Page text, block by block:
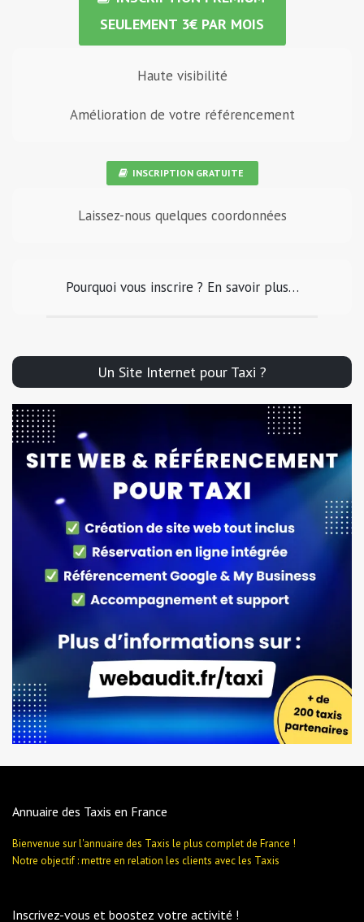
SEULEMENT 3€ PAR MOIS
Haute visibilité
Amélioration de votre référencement
INSCRIPTION GRATUITE
Laissez-nous quelques coordonnées
Pourquoi vous inscrire ? En savoir plus…
Un Site Internet pour Taxi ?
Annuaire des Taxis en France
Bienvenue sur l'annuaire des Taxis le plus complet de France !
Notre objectif : mettre en relation les clients avec les Taxis
Inscrivez-vous et boostez votre activité !